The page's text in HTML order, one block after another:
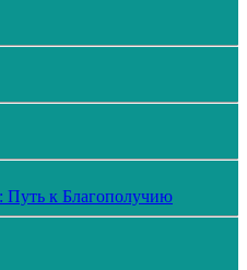
Путь к Благополучию